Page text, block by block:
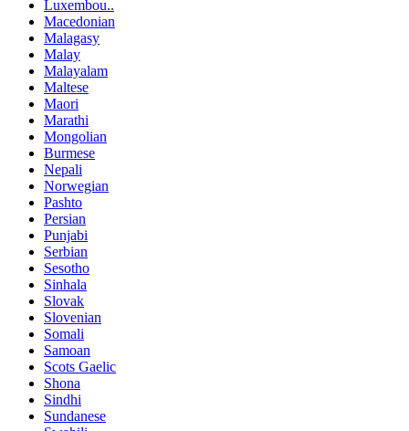
Luxembou..
Macedonian
Malagasy
Malay
Malayalam
Maltese
Maori
Marathi
Mongolian
Burmese
Nepali
Norwegian
Pashto
Persian
Punjabi
Serbian
Sesotho
Sinhala
Slovak
Slovenian
Somali
Samoan
Scots Gaelic
Shona
Sindhi
Sundanese